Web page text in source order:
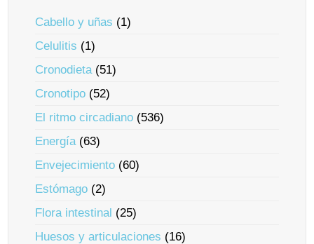
Cabello y uñas (1)
Celulitis (1)
Cronodieta(51)
Cronotipo (52)
El ritmo circadiano (536)
Energía(63)
Envejecimiento (60)
Estómago (2)
Flora intestinal (25)
Huesos y articulaciones (16)